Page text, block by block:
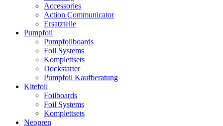
Accessories
Action Communicator
Ersatzteile
Pumpfoil
Pumpfoilboards
Foil Systems
Komplettsets
Dockstarter
Pumpfoil Kaufberatung
Kitefoil
Foilboards
Foil Systems
Komplettsets
Neopren